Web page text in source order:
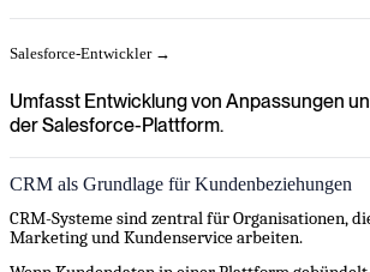
Salesforce-Entwickler →
Umfasst Entwicklung von Anpassungen
der Salesforce-Plattform.
CRM als Grundlage für Kundenbeziehungen
CRM-Systeme sind zentral für Organisationen,
Marketing und Kundenservice arbeiten.